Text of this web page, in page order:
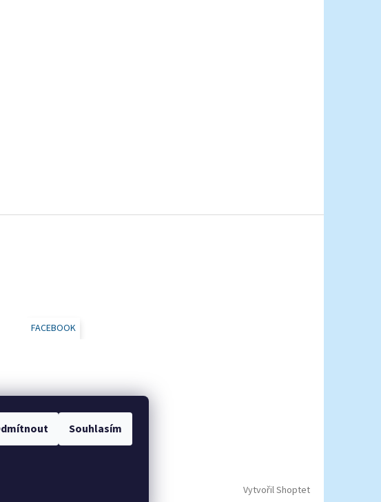
Souhlasím
FACEBOOK
Vytvořil Shoptet